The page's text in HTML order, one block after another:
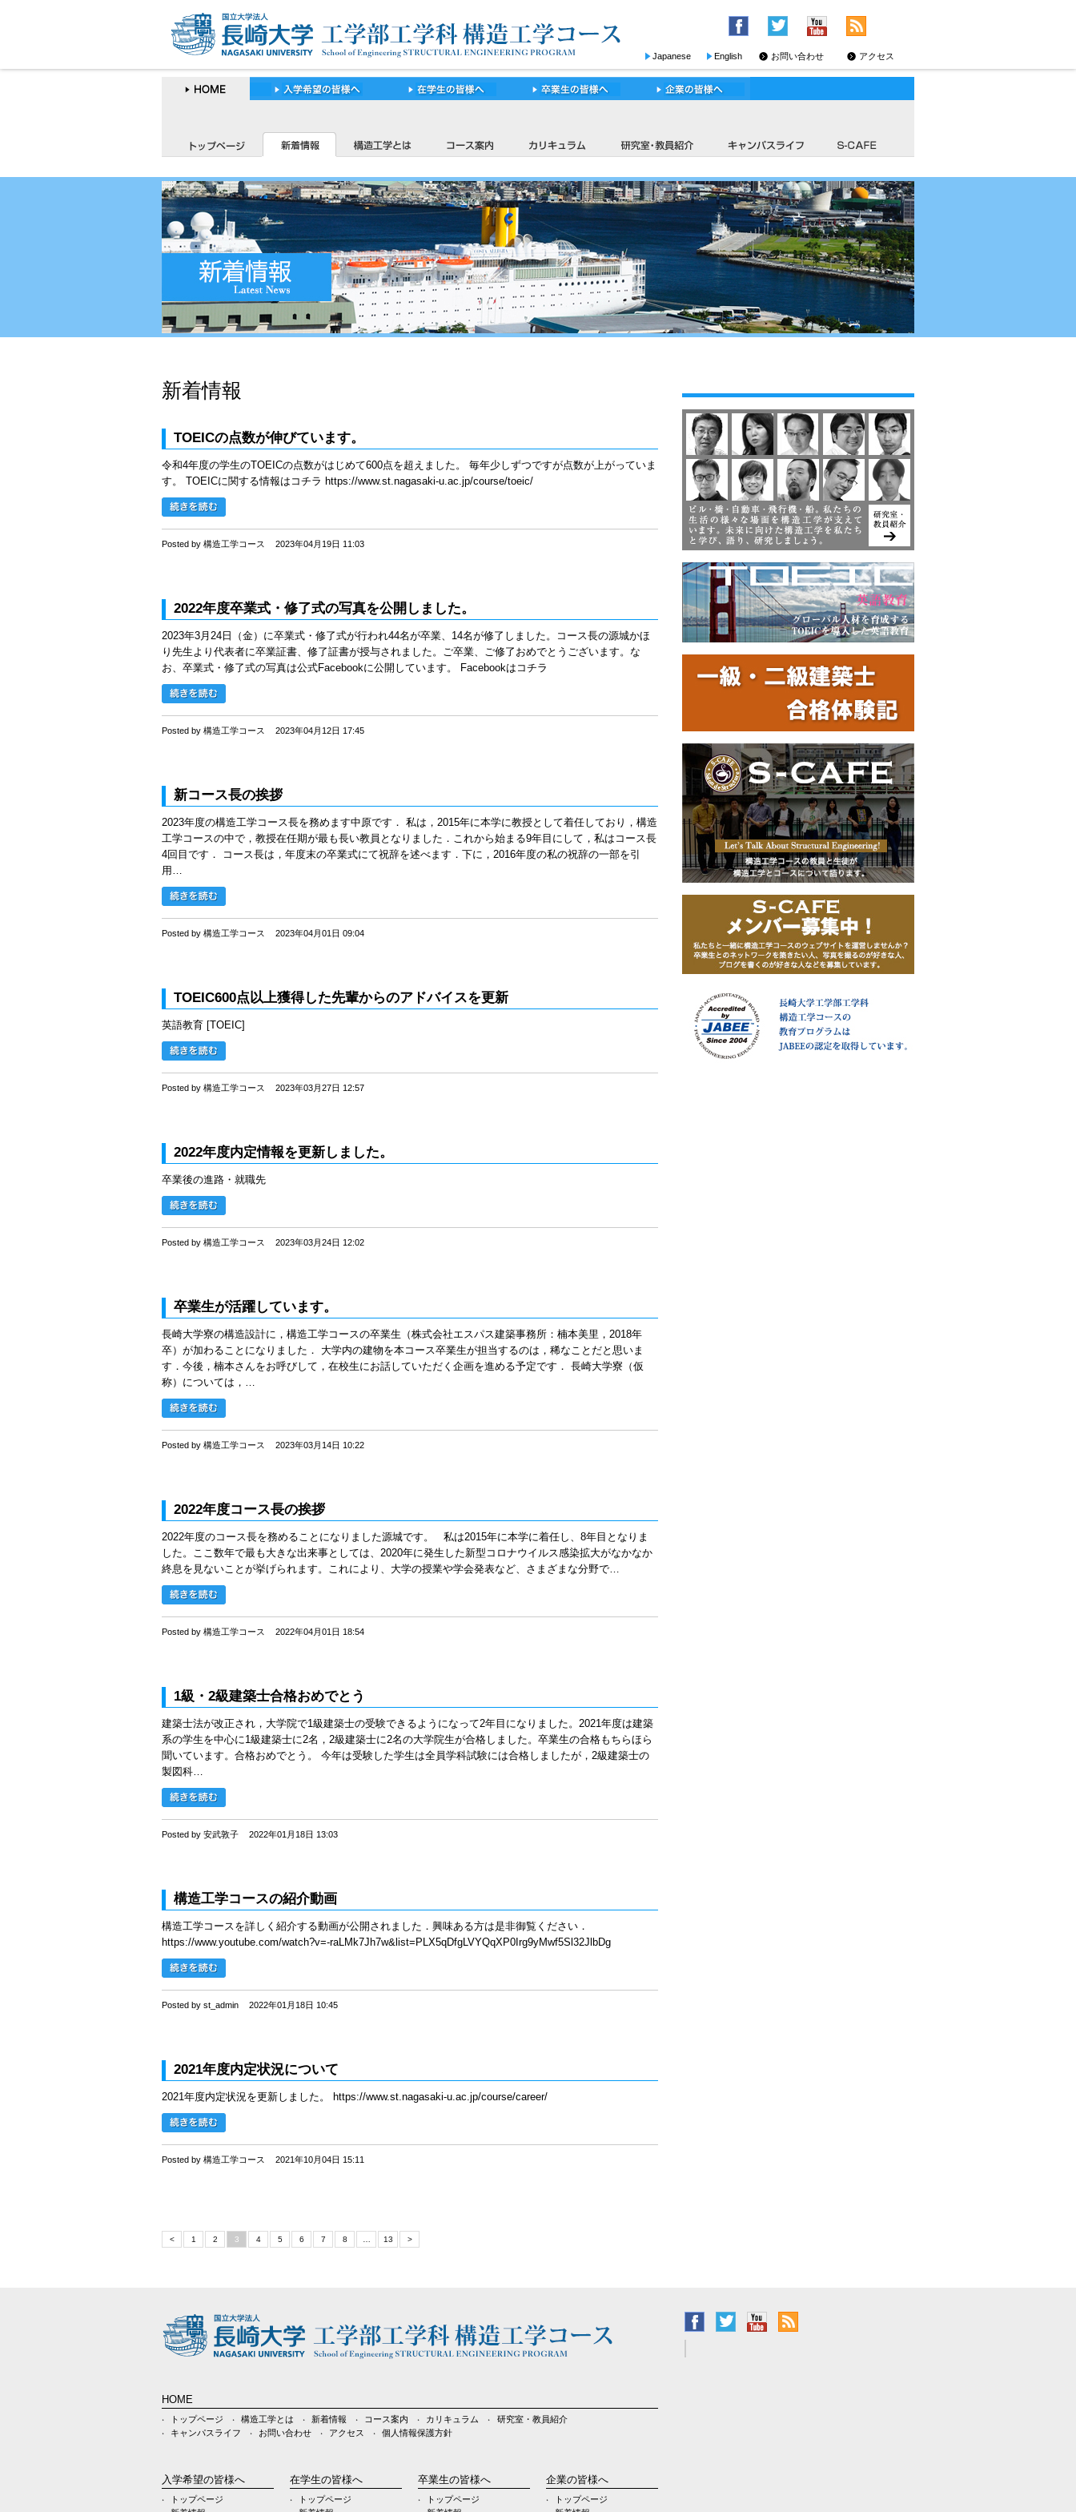
Japanese English お問い合わせ アクセス
新着情報
TOEICの点数が伸びています。
令和4年度の学生のTOEICの点数がはじめて600点を超えました。 毎年少しずつですが点数が上がっていま
す。 TOEICに関する情報はコチラ https://www.st.nagasaki-u.ac.jp/course/toeic/
Posted by 構造工学コース 2023年04月19日 11:03
2022年度卒業式・修了式の写真を公開しました。
2023年3月24日（金）に卒業式・修了式が行われ44名が卒業、14名が修了しました。コース長の源城かほ
り先生より代表者に卒業証書、修了証書が授与されました。ご卒業、ご修了おめでとうございます。な
お、卒業式・修了式の写真は公式Facebookに公開しています。 Facebookはコチラ
Posted by 構造工学コース 2023年04月12日 17:45
新コース長の挨拶
2023年度の構造工学コース長を務めます中原です． 私は，2015年に本学に教授として着任しており，構造
工学コースの中で，教授在任期が最も長い教員となりました．これから始まる9年目にして，私はコース長
4回目です． コース長は，年度末の卒業式にて祝辞を述べます．下に，2016年度の私の祝辞の一部を引
用…
Posted by 構造工学コース 2023年04月01日 09:04
TOEIC600点以上獲得した先輩からのアドバイスを更新
英語教育 [TOEIC]
Posted by 構造工学コース 2023年03月27日 12:57
2022年度内定情報を更新しました。
卒業後の進路・就職先
Posted by 構造工学コース 2023年03月24日 12:02
卒業生が活躍しています。
長崎大学寮の構造設計に，構造工学コースの卒業生（株式会社エスパス建築事務所：楠本美里，2018年
卒）が加わることになりました． 大学内の建物を本コース卒業生が担当するのは，稀なことだと思いま
す．今後，楠本さんをお呼びして，在校生にお話していただく企画を進める予定です． 長崎大学寮（仮
称）については，…
Posted by 構造工学コース 2023年03月14日 10:22
2022年度コース長の挨拶
2022年度のコース長を務めることになりました源城です。 私は2015年に本学に着任し、8年目となりま
した。ここ数年で最も大きな出来事としては、2020年に発生した新型コロナウイルス感染拡大がなかなか
終息を見ないことが挙げられます。これにより、大学の授業や学会発表など、さまざまな分野で…
Posted by 構造工学コース 2022年04月01日 18:54
1級・2級建築士合格おめでとう
建築士法が改正され，大学院で1級建築士の受験できるようになって2年目になりました。2021年度は建築
系の学生を中心に1級建築士に2名，2級建築士に2名の大学院生が合格しました。卒業生の合格もちらほら
聞いています。合格おめでとう。 今年は受験した学生は全員学科試験には合格しましたが，2級建築士の
製図科…
Posted by 安武敦子 2022年01月18日 13:03
構造工学コースの紹介動画
構造工学コースを詳しく紹介する動画が公開されました．興味ある方は是非御覧ください．
https://www.youtube.com/watch?v=-raLMk7Jh7w&list=PLX5qDfgLVYQqXP0Irg9yMwf5Sl32JlbDg
Posted by st_admin 2022年01月18日 10:45
2021年度内定状況について
2021年度内定状況を更新しました。 https://www.st.nagasaki-u.ac.jp/course/career/
Posted by 構造工学コース 2021年10月04日 15:11
< 1 2 3 4 5 6 7 8 13 >
HOME
トップページ 構造工学とは 新着情報 コース案内 カリキュラム
研究室・教員紹介
キャンパスライフ
お問い合わせ アクセス 個人情報保護方針
入学希望の皆様へ
トップページ
在学生の皆様へ
トップページ
卒業生の皆様へ
トップページ
企業の皆様へ
トップページ